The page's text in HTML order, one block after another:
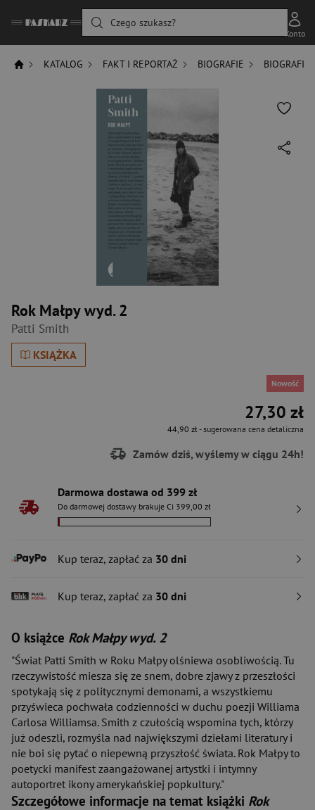
Czego szukasz?
Konto
KATALOG FAKT I REPORTAŻ BIOGRAFIE BIOGRAFIE
Rok Małpy wyd. 2
Patti Smith
KSIĄŻKA
Nowość
27,30 zł
44,90 zł- sugerowana cena detaliczna
Zamów dziś, wyślemy w ciągu 24h!
Darmowa dostawa od 399 zł
Do darmowej dostawy brakuje Ci 399,00 zł
Kup teraz, zapłać za 30 dni
Kup teraz, zapłać za 30 dni
O książce Rok Małpy wyd. 2
"Świat Patti Smith w Roku Małpy olśniewa osobliwością. Tu
rzeczywistość miesza się ze snem, dobre zjawy z przeszłości
spotykają się z politycznymi demonami, a wszystkiemu
przyświeca pochwała codzienności w duchu poezji Williama
Carlosa Williamsa. Smith z czułością wspomina tych, którzy
już odeszli, rozmyśla nad największymi dziełami literatury i
nie boi się pytać o niepewną przyszłość świata. Rok Małpy to
poetycki manifest zaangażowanej artystki i intymny
autoportret ikony amerykańskiej popkultury."
Szczegółowe informacje na temat książki Rok